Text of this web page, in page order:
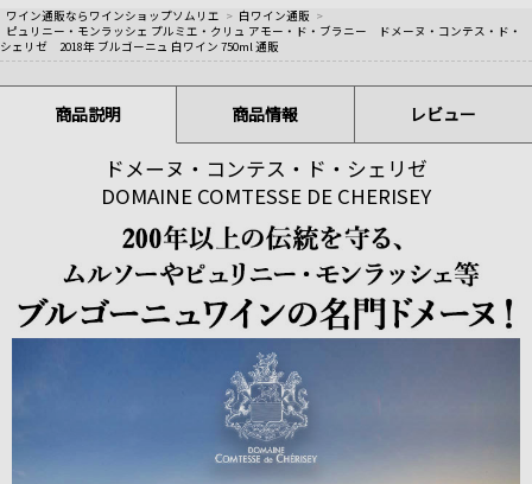
ワイン通販ならワインショップソムリエ > 白ワイン通販 >
ピュリニー・モンラッシェ プルミエ・クリュ アモー・ド・ブラニー ドメーヌ・コンテス・ド・
シェリゼ 2018年 ブルゴーニュ 白ワイン 750ml 通販
商品説明 商品情報 レビュー
ドメーヌ・コンテス・ド・シェリゼ
DOMAINE COMTESSE DE CHERISEY